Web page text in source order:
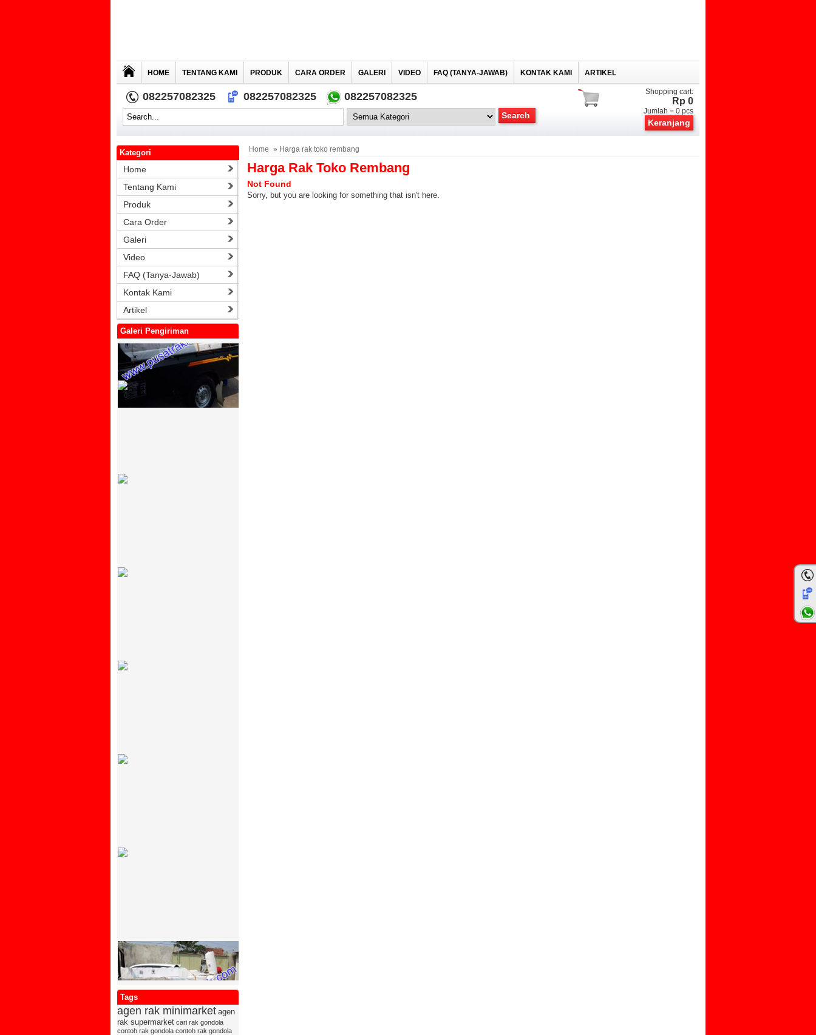
HOME TENTANG KAMI PRODUK CARA ORDER GALERI VIDEO FAQ (TANYA-JAWAB) KONTAK KAMI ARTIKEL
Shopping cart:
Rp 0
Jumlah = 0 pcs
Keranjang
082257082325 082257082325 082257082325
Home » Harga rak toko rembang
Harga Rak Toko Rembang
Not Found
Sorry, but you are looking for something that isn't here.
Kategori
Home
Tentang Kami
Produk
Cara Order
Galeri
Video
FAQ (Tanya-Jawab)
Kontak Kami
Artikel
Galeri Pengiriman
Tags
agen rak minimarket agen
rak supermarket cari rak gondola
contoh rak gondola contoh rak gondola